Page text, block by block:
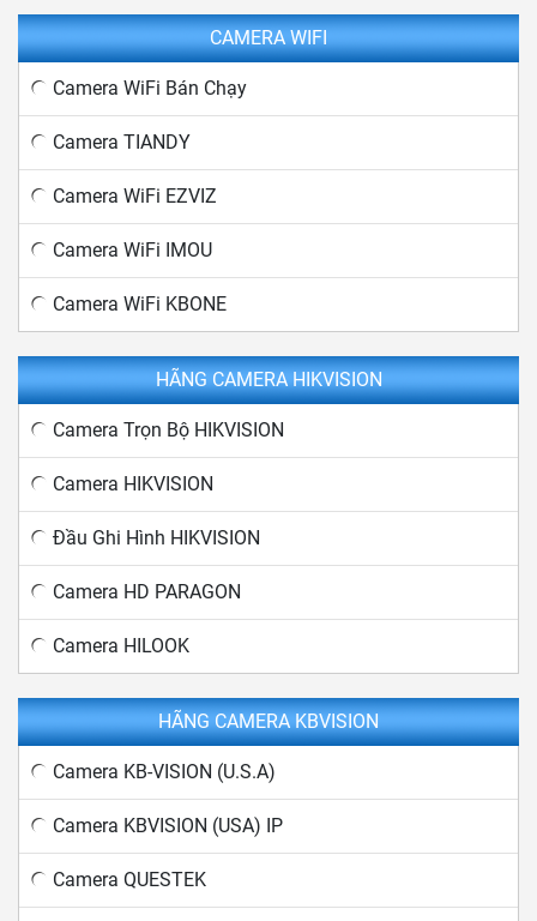
CAMERA WIFI
Camera WiFi Bán Chạy
Camera TIANDY
Camera WiFi EZVIZ
Camera WiFi IMOU
Camera WiFi KBONE
HÃNG CAMERA HIKVISION
Camera Trọn Bộ HIKVISION
Camera HIKVISION
Đầu Ghi Hình HIKVISION
Camera HD PARAGON
Camera HILOOK
HÃNG CAMERA KBVISION
Camera KB-VISION (U.S.A)
Camera KBVISION (USA) IP
Camera QUESTEK